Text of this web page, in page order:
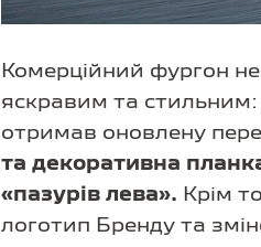
Комерційний фургон
яскравим та
отримав оновлену
та декоративна
«пазурів лева». Крім
логотип Бренду та